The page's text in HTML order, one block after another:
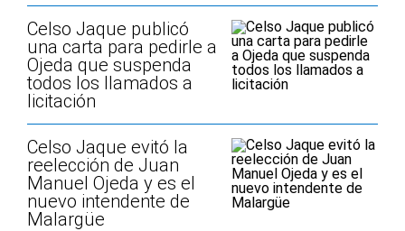
Celso Jaque publicó
una carta para pedirle a
Ojeda que suspenda
todos los llamados a
licitación
Celso Jaque evitó la
reelección de Juan
Manuel Ojeda y es el
nuevo intendente de
Malargüe